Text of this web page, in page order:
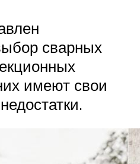
сварных
имеют свои